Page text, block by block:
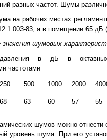
разных частот. Шумы
на рабочих местах
83, а в помещении 65 дБ
шумовых
давления в дБ в
частотами
250 500 1000 2000
68 63 60 57 55
шумов можно
уровень шума. При его